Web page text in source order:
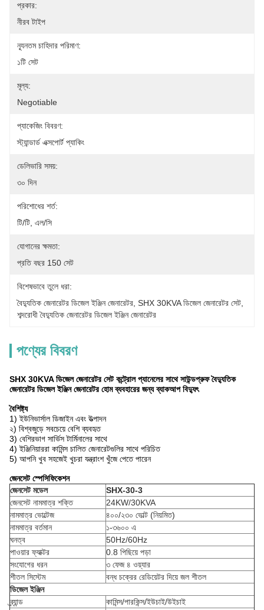
প্রকার:
নীরব টাইপ
ন্যূনতম চাহিদার পরিমাণ:
১টি সেট
মূল্য:
Negotiable
প্যাকেজিং বিবরণ:
স্ট্যান্ডার্ড এক্সপোর্ট প্যাকিং
ডেলিভারি সময়:
৩০ দিন
পরিশোধের শর্ত:
টি/টি, এল/সি
যোগানের ক্ষমতা:
প্রতি বছর 150 সেট
বিশেষভাবে তুলে ধরা:
বৈদ্যুতিক জেনারেটর ডিজেল ইঞ্জিন জেনারেটর SHX 30KVA ডিজেল জেনারেটর সেট
শব্দরোধী বৈদ্যুতিক জেনারেটর ডিজেল ইঞ্জিন জেনারেটর
পণ্যের বিবরণ
SHX 30KVA ডিজেল জেনারেটর সেট কন্ট্রোল প্যানেলের সাথে সাউন্ডপ্রুফ বৈদ্যুতিক
জেনারেটর ডিজেল ইঞ্জিন জেনারেটর হোম ব্যবহারের জন্য ব্যাকআপ বিদ্যুৎ
বৈশিষ্ট্য
1) ইউনিভার্সাল ডিজাইন এবং উত্পাদন
২) বিশ্বজুড়ে সবচেয়ে বেশি ব্যবহৃত
3) বেশিরভাগ সার্ভিস টার্মিনালের সাথে
4) ইঞ্জিনিয়াররা কামিন্স চালিত জেনারেটগুলির সাথে পরিচিত
5) আপনি খুব সহজেই খুচরা যন্ত্রাংশ খুঁজে পেতে পারেন
জেনসেট স্পেসিফিকেশন
জেনসেট মডেল
SHX-30-3
জেনসেট নামমাত্র শক্তি
24KW/30KVA
নামমাত্র ভোল্টেজ
৪০০/২৩০ ভোল্ট (নিয়মিত)
নামমাত্র বর্তমান
১-৩৬০০ এ
ঘনত্ব
50Hz/60Hz
পাওয়ার ফ্যাক্টর
0.8 পিছিয়ে পড়া
সংযোগের ধরন
৩ ফেজ ৪ ওয়্যার
শীতল সিস্টেম
বন্ধ চক্রের রেডিয়েটর দিয়ে জল শীতল
ডিজেল ইঞ্জিন
ব্র্যান্ড
কামিন্স/পারকিন্স/ইউচাই/উইচাই